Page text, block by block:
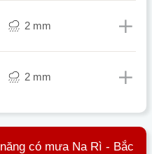
2 mm
2 mm
có mưa Na Rì - Bắc